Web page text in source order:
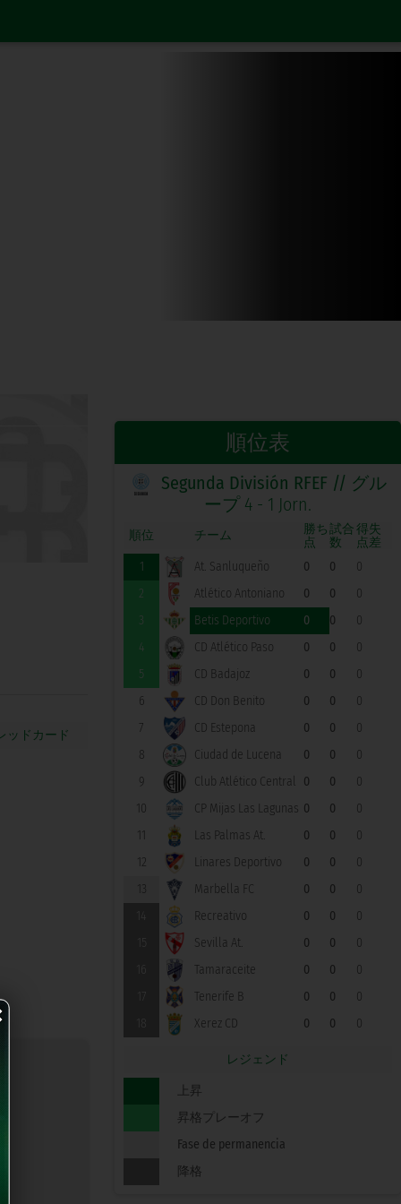
順位表
Segunda División RFEF // グル
ープ 4 - 1 Jorn.
順位 チーム
勝ち
点
試合
数
得失
点差
1
At. Sanluqueño 0 0
0
2
Atlético Antoniano 0 0
0
3
Betis Deportivo 0 0
0
4
CD Atlético Paso 0 0
0
5
CD Badajoz 0 0
0
6
CD Don Benito 0 0
0
7
CD Estepona 0 0
0
8
Ciudad de Lucena 0 0
0
9
Club Atlético Central 0 0
0
10
CP Mijas Las Lagunas 0 0
0
11
Las Palmas At. 0 0
0
12
Linares Deportivo 0 0
0
13
Marbella FC 0 0
0
Recreativo 0 0
0
Sevilla At. 0 0
0
Tamaraceite 0 0
0
Tenerife B 0 0
0
Xerez CD 0 0 0
レジェンド
上昇
昇格プレーオフ
Fase de permanencia
降格